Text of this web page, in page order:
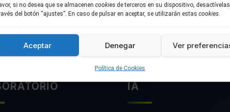
si no desea que se almacenen cookies de terceros en su dispositivo,
del botón “ajustes”. En caso de pulsar en aceptar, se utilizarán estas cookies
Aceptar Denegar Ver
Política de Cookies
Consejo
blockchain (DASH). Cualquier copia, alteración o uso no autorizado
registro certificado en Stampd.io
DEL
ÉTICA Y
IA